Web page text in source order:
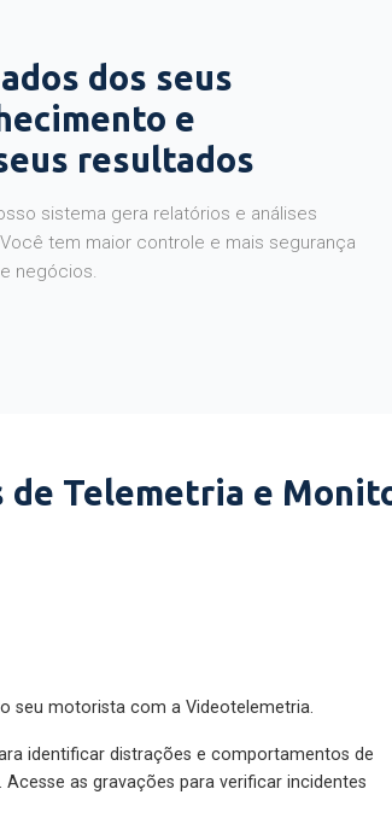
dos seus
e
resultados
sistema gera relatórios e análises
tem maior controle e mais segurança
negócios.
de Telemetria e
seu motorista com a Videotelemetria.
identificar distrações e comportamentos de
as gravações para verificar incidentes